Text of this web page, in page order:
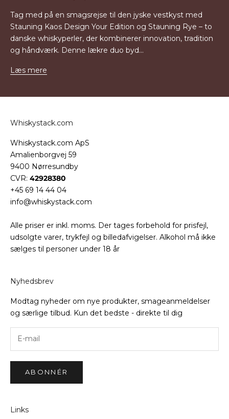
Tag med på en smagsrejse til den jyske vestkyst med
Stauning Kaos Design Your Edition og Stauning Rye – to
danske whiskyperler, der kombinerer innovation, tradition
og håndværk. Denne lækre duo byd...
Læs mere
Whiskystack.com
Whiskystack.com ApS
Amalienborgvej 59
9400 Nørresundby
CVR: 42928380
+45 69 14 44 04
info@whiskystack.com
Alle priser er inkl. moms. Der tages forbehold for prisfejl,
udsolgte varer, trykfejl og billedafvigelser. Alkohol må ikke
sælges til personer under 18 år
Nyhedsbrev
Modtag nyheder om nye produkter, smageanmeldelser
og særlige tilbud. Kun det bedste - direkte til dig
ABONNÉR
Links